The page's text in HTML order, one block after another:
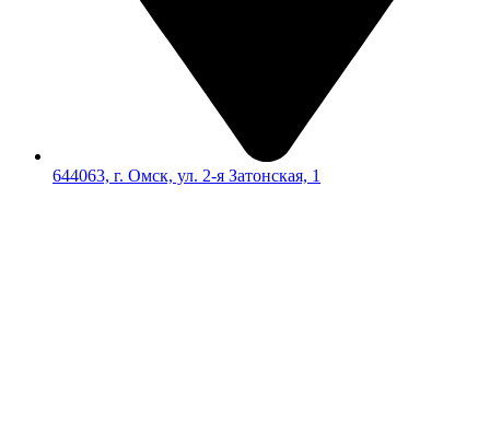
644063, г. Омск, ул. 2-я Затонская, 1